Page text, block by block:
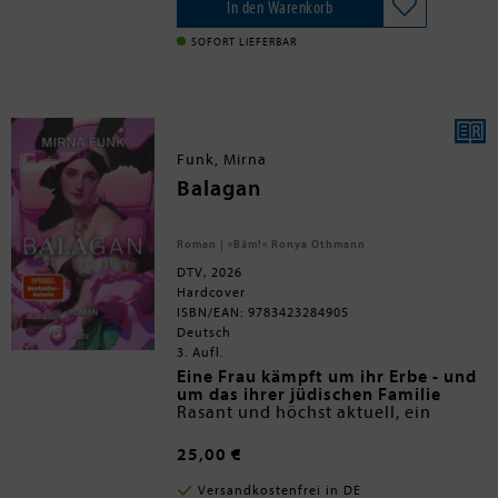
verraten. Im Schlamm und Schmutz des
Zweiten Weltkriegs verliert Mattia
schließlich alle Gewissheiten, und er
In den Warenkorb
SOFORT LIEFERBAR
Funk, Mirna
Balagan
Roman | »Bäm!« Ronya Othmann
DTV, 2026
Hardcover
ISBN/EAN: 9783423284905
Deutsch
3. Aufl.
Eine Frau kämpft um ihr Erbe - und
um das ihrer jüdischen Familie
Rasant und höchst aktuell, ein
Funk, eine der mutigsten und
unkonventionellsten jüdischen
Stimmen Deutschlands, erzählt von
»Mirna Funks Figuren tragen so
eine ganz schöne Melancholie in
25,00 €
Versandkostenfrei in DE